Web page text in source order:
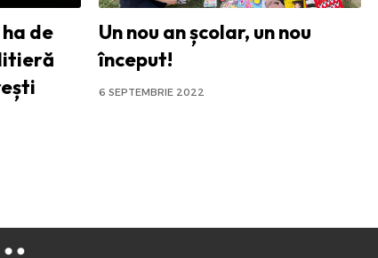
de
Un nou an școlar, un nou
început!
6 SEPTEMBRIE 2022